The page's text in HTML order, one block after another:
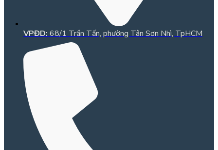
VPĐD: 68/1 Trần Tấn, phường Tân Sơn Nhì, TpHCM